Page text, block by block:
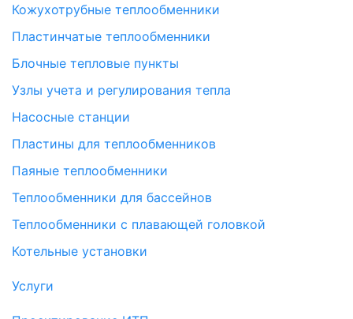
Кожухотрубные теплообменники
Пластинчатые теплообменники
Блочные тепловые пункты
Узлы учета и регулирования тепла
Насосные станции
Пластины для теплообменников
Паяные теплообменники
Теплообменники для бассейнов
Теплообменники с плавающей головкой
Котельные установки
Услуги